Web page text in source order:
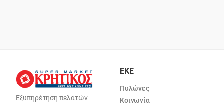
Εξυπηρέτηση πελατών
ΕΚΕ
Πυλώνες
Κοινωνία